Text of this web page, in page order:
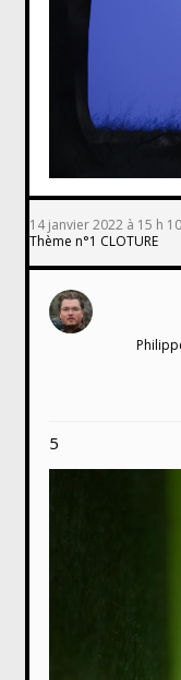
14 janvier 2022 à 15 h
Thème n°1 CLOTURE
5